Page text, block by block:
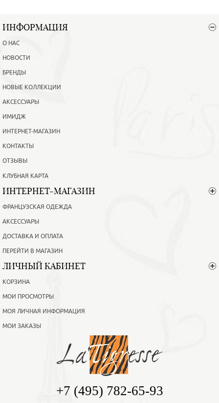
ИНФОРМАЦИЯ
О НАС
НОВОСТИ
БРЕНДЫ
НОВЫЕ КОЛЛЕКЦИИ
АКСЕССУАРЫ
ИМИДЖ
ИНТЕРНЕТ-МАГАЗИН
КОНТАКТЫ
ОТЗЫВЫ
КЛУБНАЯ КАРТА
ИНТЕРНЕТ-МАГАЗИН
ФРАНЦУЗСКАЯ ОДЕЖДА
АКСЕССУАРЫ
ДОСТАВКА И ОПЛАТА
ПЕРЕЙТИ В МАГАЗИН
ЛИЧНЫЙ КАБИНЕТ
КОРЗИНА
МОИ ПРОСМОТРЫ
МОЯ ЛИЧНАЯ ИНФОРМАЦИЯ
МОИ ЗАКАЗЫ
+7 (495) 782-65-93